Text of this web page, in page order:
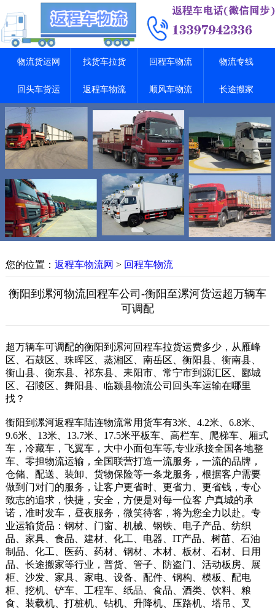
物流货运网 找货车拉货 回程车物流 物流专线
回头车货运 返程车物流 顺风车物流 长途搬家
您的位置： 返程车物流网 > 回程车物流
衡阳到漯河物流回程车公司-衡阳至漯河货运超万辆车
可调配
超万辆车可调配的衡阳到漯河回程车拉货运费多少，从雁峰
区、石鼓区、珠晖区、蒸湘区、南岳区、衡阳县、衡南县、
衡山县、衡东县、祁东县、耒阳市、常宁市到源汇区、郾城
区、召陵区、舞阳县、临颍县物流公司回头车运输在哪里
找？
衡阳到漯河返程车陆连物流常用货车有3米、4.2米、6.8米、
9.6米、13米、13.7米、17.5米平板车、高栏车、爬梯车、厢式
车，冷藏车，飞翼车，大中小面包车等,专业承接全国各地整
车、零担物流运输，全国联营打造一流服务，一流的品牌，
仓储、配送、装卸、货物保险等一条龙服务，根据客户需要
做到门对门的服务，让客户更省时、更省力、更省钱，专心
致志的追求，快捷，安全，方便是对每一位客 户真城的承
诺，准时发车，昼夜服务，微笑待客，将为您全力以赴。专
业运输货品：钢材、门窗、机械、钢铁、电子产品、纺织
品、家具、食品、建材、化工、电器、IT产品、树苗、石油
制品、化工、医药、药材、钢材、木材、板材、石材、日用
品、长途搬家等行业，普货、管子、防盗门、活动板房、展
柜、沙发、家具、家电、设备、配件、钢构、模板、配电
柜、挖机、铲车、工程车、纸品、食品、酒类、饮料、粮
食、装载机、打桩机、钻机、升降机、压路机、塔吊、叉